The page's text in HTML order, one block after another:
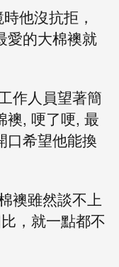
他沒抗拒，
愛的大棉襖就
作人員望著簡
襖, 哽了哽, 最
口希望他能換
襖雖然談不上
，就一點都不